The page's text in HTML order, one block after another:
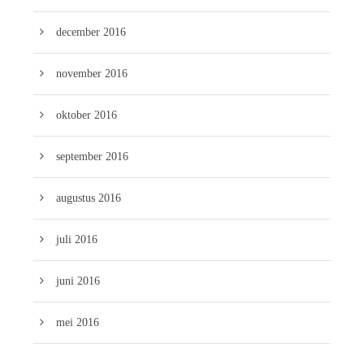
december 2016
november 2016
oktober 2016
september 2016
augustus 2016
juli 2016
juni 2016
mei 2016